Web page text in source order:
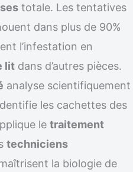
totale. Les tentatives
dans plus de 90%
l’infestation en
lit dans d’autres pièces.
analyse scientifiquement
les cachettes des
le traitement
techniciens
la biologie de